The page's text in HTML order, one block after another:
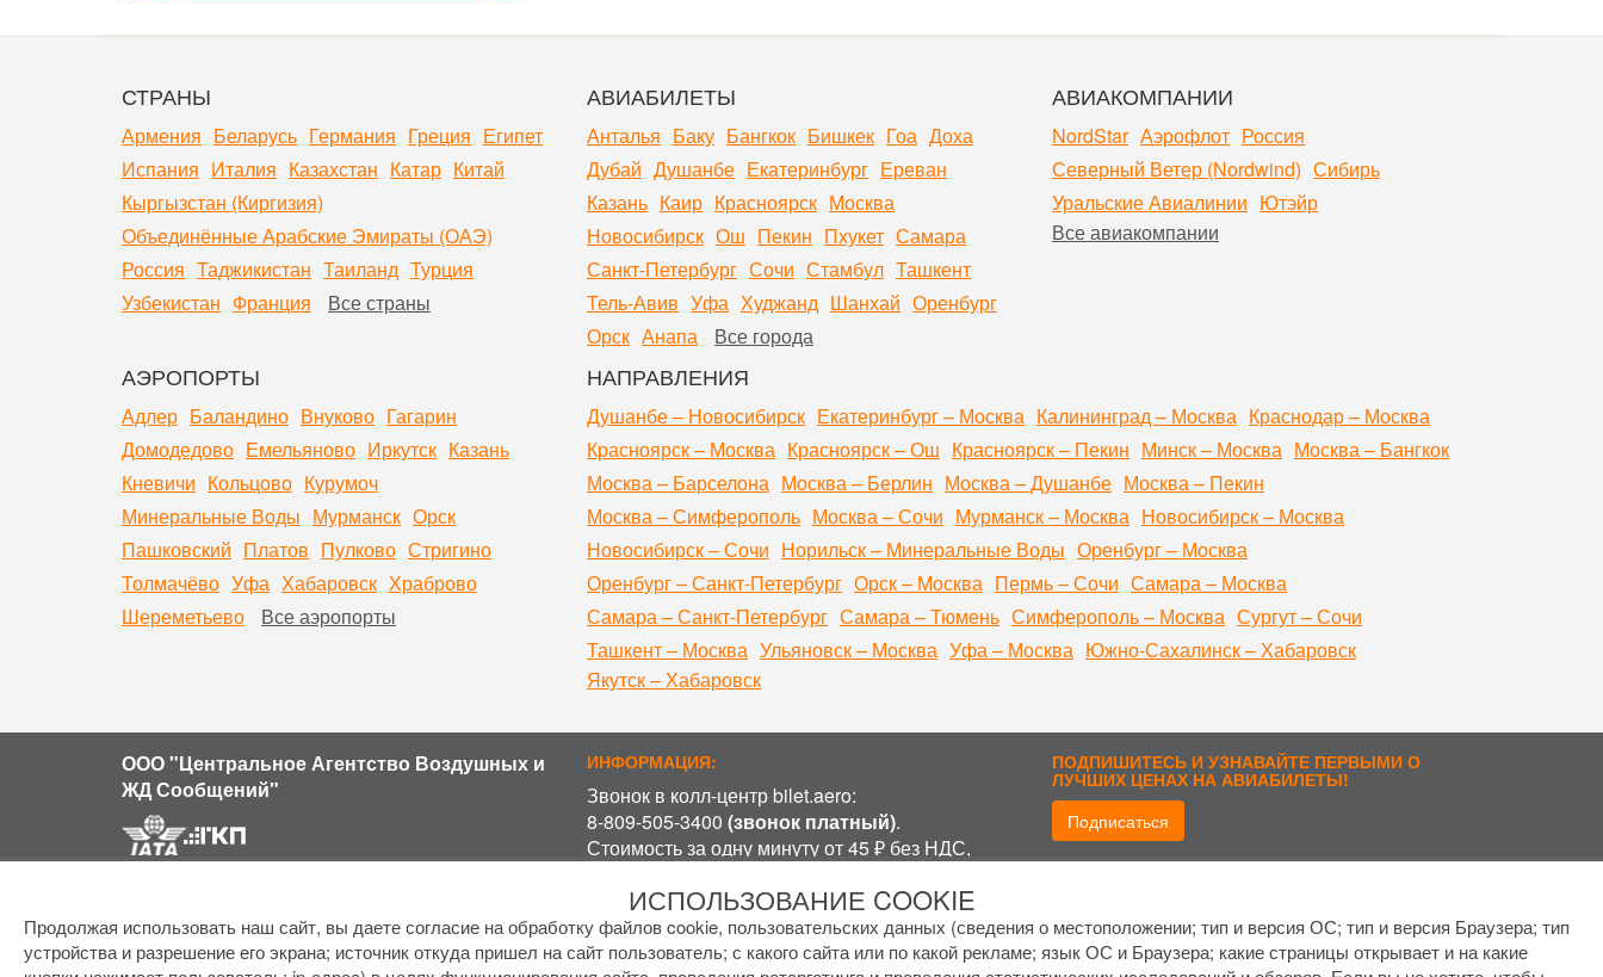
СТРАНЫ
Армения Беларусь Германия Греция Египет
Испания Италия Казахстан Катар Китай
Кыргызстан (Киргизия)
Объединённые Арабские Эмираты (ОАЭ)
Россия Таджикистан Таиланд Турция
Узбекистан Франция Все страны
АВИАБИЛЕТЫ
Анталья Баку Бангкок Бишкек Гоа Доха
Дубай Душанбе Екатеринбург Ереван
Казань Каир Красноярск Москва
Новосибирск Ош Пекин Пхукет Самара
Санкт-Петербург Сочи Стамбул Ташкент
Тель-Авив Уфа Худжанд Шанхай Оренбург
Орск Анапа Все города
АВИАКОМПАНИИ
NordStar Аэрофлот Россия
Северный Ветер (Nordwind) Сибирь
Уральские Авиалинии Ютэйр
Все авиакомпании
АЭРОПОРТЫ
Адлер Баландино Внуково Гагарин
Домодедово Емельяново Иркутск Казань
Кневичи Кольцово Курумоч
Минеральные Воды Мурманск Орск
Пашковский Платов Пулково Стригино
Толмачёво Уфа Хабаровск Храброво
Шереметьево
Все аэропорты
НАПРАВЛЕНИЯ
Душанбе – Новосибирск Екатеринбург – Москва Калининград – Москва Краснодар – Москва
Красноярск – Москва Красноярск – Ош Красноярск – Пекин Минск – Москва Москва – Бангкок
Москва – Барселона Москва – Берлин Москва – Душанбе Москва – Пекин
Москва – Симферополь Москва – Сочи Мурманск – Москва Новосибирск – Москва
Новосибирск – Сочи Норильск – Минеральные Воды Оренбург – Москва
Оренбург – Санкт-Петербург Орск – Москва Пермь – Сочи Самара – Москва
Самара – Санкт-Петербург Самара – Тюмень Симферополь – Москва Сургут – Сочи
Ташкент – Москва Ульяновск – Москва Уфа – Москва Южно-Сахалинск – Хабаровск
Якутск – Хабаровск
ООО "Центральное Агентство Воздушных и
ЖД Сообщений"
ИНФОРМАЦИЯ:
Звонок в колл-центр bilet.aero:
8-809-505-3400 (звонок платный).
Стоимость за одну минуту от 45 ₽ без НДС,
оператором, в зависимости от региона и
оператора связи.
График работы колл-центра:
ПОДПИШИТЕСЬ И УЗНАВАЙТЕ ПЕРВЫМИ О
ЛУЧШИХ ЦЕНАХ НА АВИАБИЛЕТЫ!
Подписаться
ИСПОЛЬЗОВАНИЕ COOKIE
Продолжая использовать наш сайт, вы даете согласие на обработку файлов cookie, пользовательских данных (сведения о местоположении; тип и версия ОС; тип и версия Браузера; тип
устройства и разрешение его экрана; источник откуда пришел на сайт пользователь; с какого сайта или по какой рекламе; язык ОС и Браузера; какие страницы открывает и на какие